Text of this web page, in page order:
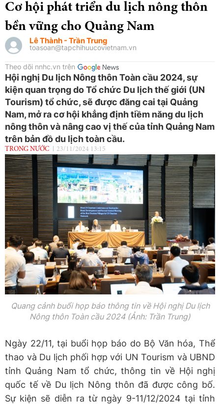
Cơ hội phát triển du lịch nông thôn
bền vững cho Quảng Nam
Lê Thành - Trần Trung
toasoan@tapchihuucovietnam.vn
Theo dõi nnhc.vn trên
Hội nghị Du lịch Nông thôn Toàn cầu 2024, sự
kiện quan trọng do Tổ chức Du lịch thế giới (UN
Tourism) tổ chức, sẽ được đăng cai tại Quảng
Nam, mở ra cơ hội khẳng định tiềm năng du lịch
nông thôn và nâng cao vị thế của tỉnh Quảng Nam
trên bản đồ du lịch toàn cầu.
TRONG NƯỚC 23/11/2024 13:15
Quang cảnh buổi họp báothông tin về Hội nghị Du lịch
Nông thôn Toàn cầu2024(Ảnh: Trần Trung)
Ngày 22/11, tại buổi họp báo do Bộ Văn hóa, Thể
thao và Du lịch phối hợp với UN Tourism và UBND
tỉnh Quảng Nam tổ chức, thông tin về Hội nghị
quốc tế về Du lịch Nông thôn đã được công bố.
Sự kiện sẽ diễn ra từ ngày 9-11/12/2024 tại tỉnh